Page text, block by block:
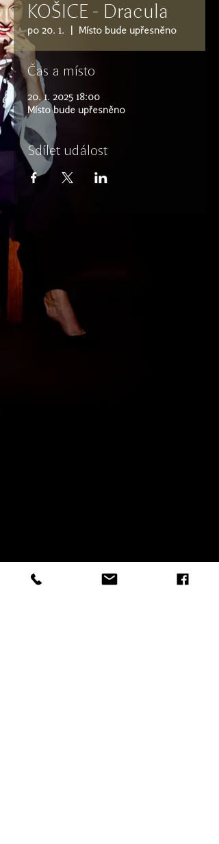
KOŠICE - Dracula
po 20. 1. Místo bude upřesněno
Čas a místo
20. 1. 2025 18:00
Místo bude upřesněno
Sdílet událost